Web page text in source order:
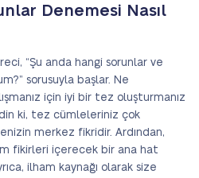
Denemesi Nasıl
“Şu anda hangi sorunlar ve
sorusuyla başlar. Ne
için iyi bir tez oluşturmanız
ki, tez cümleleriniz çok
merkez fikridir. Ardından,
fikirleri içerecek bir ana hat
ilham kaynağı olarak size